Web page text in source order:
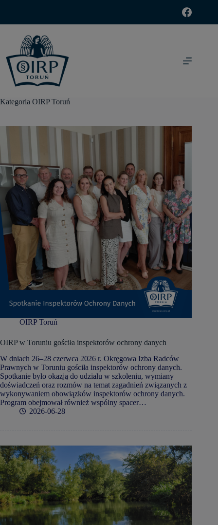
Kategoria OIRP Toruń
OIRP Toruń
OIRP w Toruniu gościła inspektorów ochrony danych
W dniach 26–28 czerwca 2026 r. Okręgowa Izba Radców
Prawnych w Toruniu gościła inspektorów ochrony danych.
Spotkanie było okazją do udziału w szkoleniu, wymiany
doświadczeń oraz rozmów na temat zagadnień związanych z
wykonywaniem obowiązków inspektorów ochrony danych.
Program obejmował również wspólny spacer…
2026-06-28